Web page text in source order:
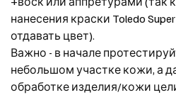
нанесения краски Toledo
отдавать цвет).
Важно - в начале
небольшом участке кожи, а
обработке изделия/кожи